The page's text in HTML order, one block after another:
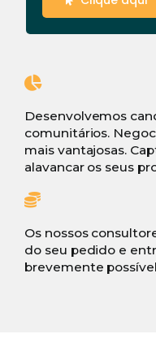
Desenvolvemos
comunitários.
mais vantajosas.
alavancar os seus
Os nossos
do seu pedido e
brevemente